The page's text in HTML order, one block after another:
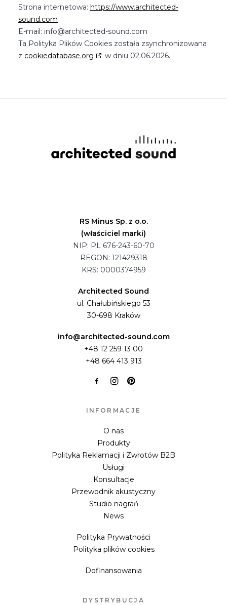
Strona internetowa: https://www.architected-
sound.com
E-mail: info@architected-sound.com
Ta Polityka Plików Cookies została zsynchronizowana
z cookiedatabase.org w dniu 02.06.2026.
RS Minus Sp. z o.o.
(właściciel marki)
NIP: PL 676-243-60-70
REGON: 121429318
KRS: 0000374959
Architected Sound
ul. Chałubińskiego 53
30-698 Kraków
info@architected-sound.com
+48 12 259 13 00
+48 664 413 913
INFORMACJE
O nas
Produkty
Polityka Reklamacji i Zwrotów B2B
Usługi
Konsultacje
Przewodnik akustyczny
Studio nagrań
News
Polityka Prywatności
Polityka plików cookies
Dofinansowania
DYSTRYBUCJA